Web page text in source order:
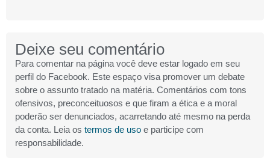
Deixe seu comentário
Para comentar na página você deve estar logado em seu
perfil do Facebook. Este espaço visa promover um debate
sobre o assunto tratado na matéria. Comentários com tons
ofensivos, preconceituosos e que firam a ética e a moral
poderão ser denunciados, acarretando até mesmo na perda
da conta. Leia os termos de uso e participe com
responsabilidade.